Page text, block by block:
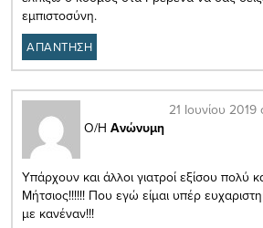
εμπιστοσύνη.
ΑΠΑΝΤΗΣΗ
Ο/Η Ανώνυμη
21 Ιουνίου 2019
Υπάρχουν και άλλοι γιατροί εξίσου πολύ
Μήτσιος!!!!!! Που εγώ είμαι υπέρ
με κανέναν!!!